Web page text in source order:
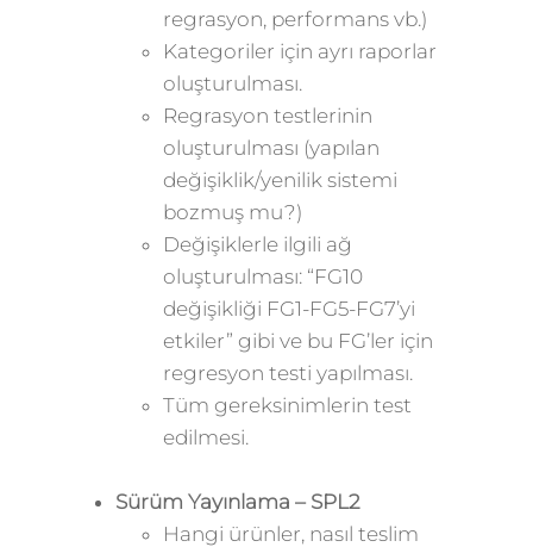
regrasyon, performans vb.)
Kategoriler için ayrı raporlar
oluşturulması.
Regrasyon testlerinin
oluşturulması (yapılan
değişiklik/yenilik sistemi
bozmuş mu?)
Değişiklerle ilgili ağ
oluşturulması: “FG10
değişikliği FG1-FG5-FG7’yi
etkiler” gibi ve bu FG’ler için
regresyon testi yapılması.
Tüm gereksinimlerin test
edilmesi.
Sürüm Yayınlama – SPL2
Hangi ürünler, nasıl teslim